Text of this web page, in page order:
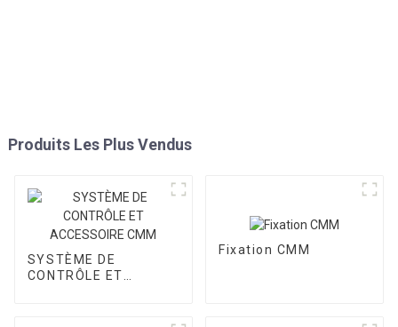
Produits Les Plus Vendus
SYSTÈME DE
CONTRÔLE ET
Fixation CMM